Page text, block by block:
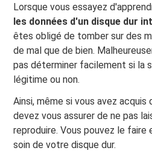
Lorsque vous essayez
les données d'un disque dur
êtes obligé de tomber sur des
de mal que de bien.
pas déterminer facilement si la
légitime ou non.
Ainsi, même si vous avez
devez vous assurer de ne pas
reproduire. Vous pouvez le faire
soin de votre disque dur.